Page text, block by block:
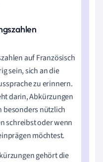
auf Französisch
sein, sich an die
zu erinnern.
darin, Abkürzungen
besonders nützlich
schreibst oder wenn
möchtest.
gehört die